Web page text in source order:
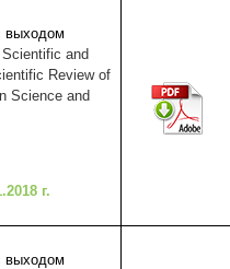
выходом
Scientific and
Review of
Science and
г.
выходом